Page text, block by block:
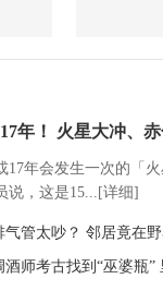
年！ 火星大冲、赤
17年会发生一次的「
说，这是15...[详细]
气管太吵？ 邻居竟在
酒师考古找到“巫婆瓶”